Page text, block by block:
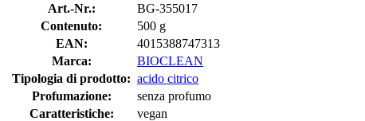
Art.-Nr.:
BG-355017
Contenuto:
500 g
EAN:
4015388747313
Marca:
BIOCLEAN
Tipologia di prodotto: acido citrico
Profumazione:
senza profumo
Caratteristiche:
vegan